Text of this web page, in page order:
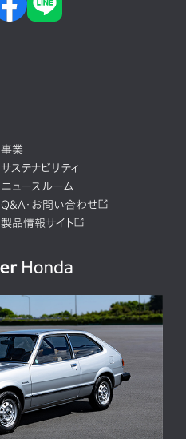
事業
サステナビリティ
ニュースルーム
Q&A・お問い合わせ
製品情報サイト